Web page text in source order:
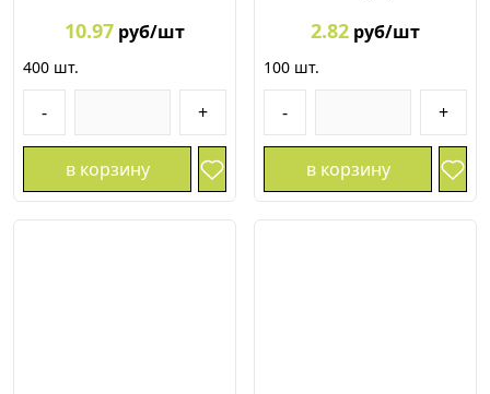
10.97 руб/шт
400 шт.
- +
в корзину
2.82 руб/шт
100 шт.
- +
в корзину